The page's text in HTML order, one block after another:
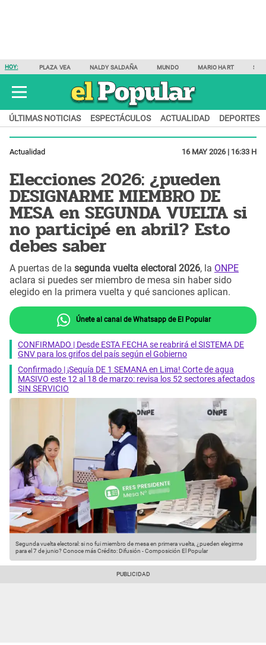
HOY: PLAZA VEA NALDY SALDAÑA MUNDO MARIO HART
ÚLTIMAS NOTICIAS ESPECTÁCULOS ACTUALIDAD DEPORTES
Actualidad 16 MAY 2026 | 16:33 H
Elecciones 2026: ¿pueden
DESIGNARME MIEMBRO DE
MESA en SEGUNDA VUELTA si
no participé en abril? Esto
debes saber
A puertas de la segunda vuelta electoral 2026, la ONPE
aclara si puedes ser miembro de mesa sin haber sido
elegido en la primera vuelta y qué sanciones aplican.
Únete al canal de Whatsapp de El Popular
CONFIRMADO | Desde ESTA FECHA se reabrirá el SISTEMA DE
GNV para los grifos del país según el Gobierno
Confirmado | ¡Sequía DE 1 SEMANA en Lima! Corte de agua
MASIVO este 12 al 18 de marzo: revisa los 52 sectores afectados
SIN SERVICIO
Segunda vuelta electoral: si no fui miembro de mesa en primera vuelta, ¿pueden elegirme
para el 7 de junio? Conoce másCrédito: Difusión - Composición El Popular